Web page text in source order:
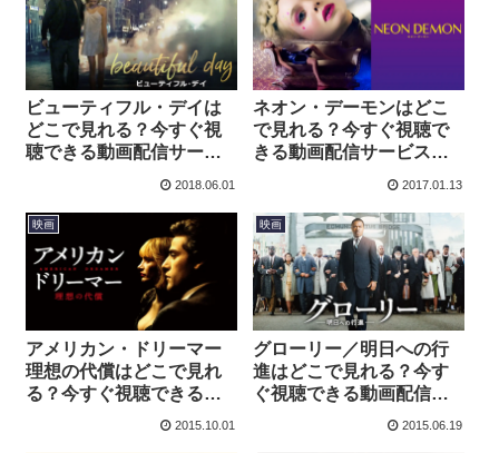
ビューティフル・デイは
どこで見れる？今すぐ視
聴できる動画配信サービ
2018.06.01
ネオン・デーモンはどこ
で見れる？今すぐ視聴で
きる動画配信サービスを
2017.01.13
映画
アメリカン・ドリーマー
理想の代償はどこで見れ
る？今すぐ視聴できる動
画配信サービスを紹介！
2015.10.01
映画
グローリー／明日への行
進はどこで見れる？今す
ぐ視聴できる動画配信サ
2015.06.19